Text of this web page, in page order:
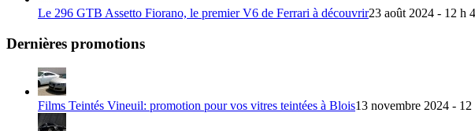
Le 296 GTB Assetto Fiorano, le premier V6 de Ferrari à découvrir23 août 2024 - 12 h
Dernières promotions
Films Teintés Vineuil: promotion pour vos vitres teintées à Blois13 novembre 2024 -